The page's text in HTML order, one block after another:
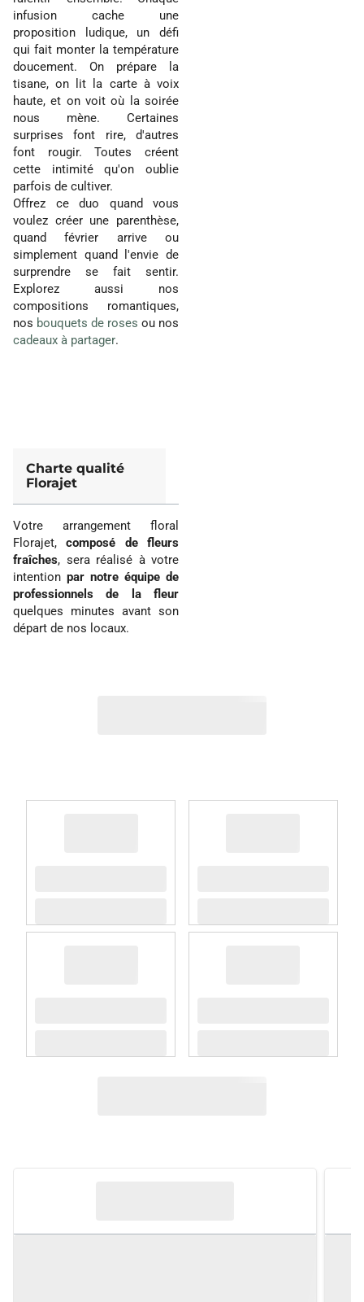
infusion cache une
proposition ludique, un défi
qui fait monter la température
doucement. On prépare la
tisane, on lit la carte à voix
haute, et on voit où la soirée
nous mène. Certaines
surprises font rire, d'autres
font rougir. Toutes créent
cette intimité qu'on oublie
parfois de cultiver.
Offrez ce duo quand vous
voulez créer une parenthèse,
quand février arrive ou
simplement quand l'envie de
surprendre se fait sentir.
Explorez aussi nos
compositions romantiques,
nos bouquets de roses ou nos
cadeaux à partager.
Charte qualité
Florajet
Votre arrangement floral
Florajet, composé de fleurs
fraîches, sera réalisé à votre
intention par notre équipe de
professionnels de la fleur
quelques minutes avant son
départ de nos locaux.